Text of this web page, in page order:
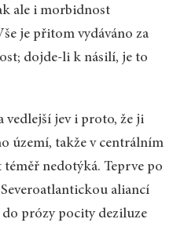
ale i morbidnost
je přitom vydáváno za
dojde-li k násilí, je to
vedlejší jev i proto, že ji
území, takže v centrálním
nedotýká. Teprve po
aliancí
prózy pocity deziluze